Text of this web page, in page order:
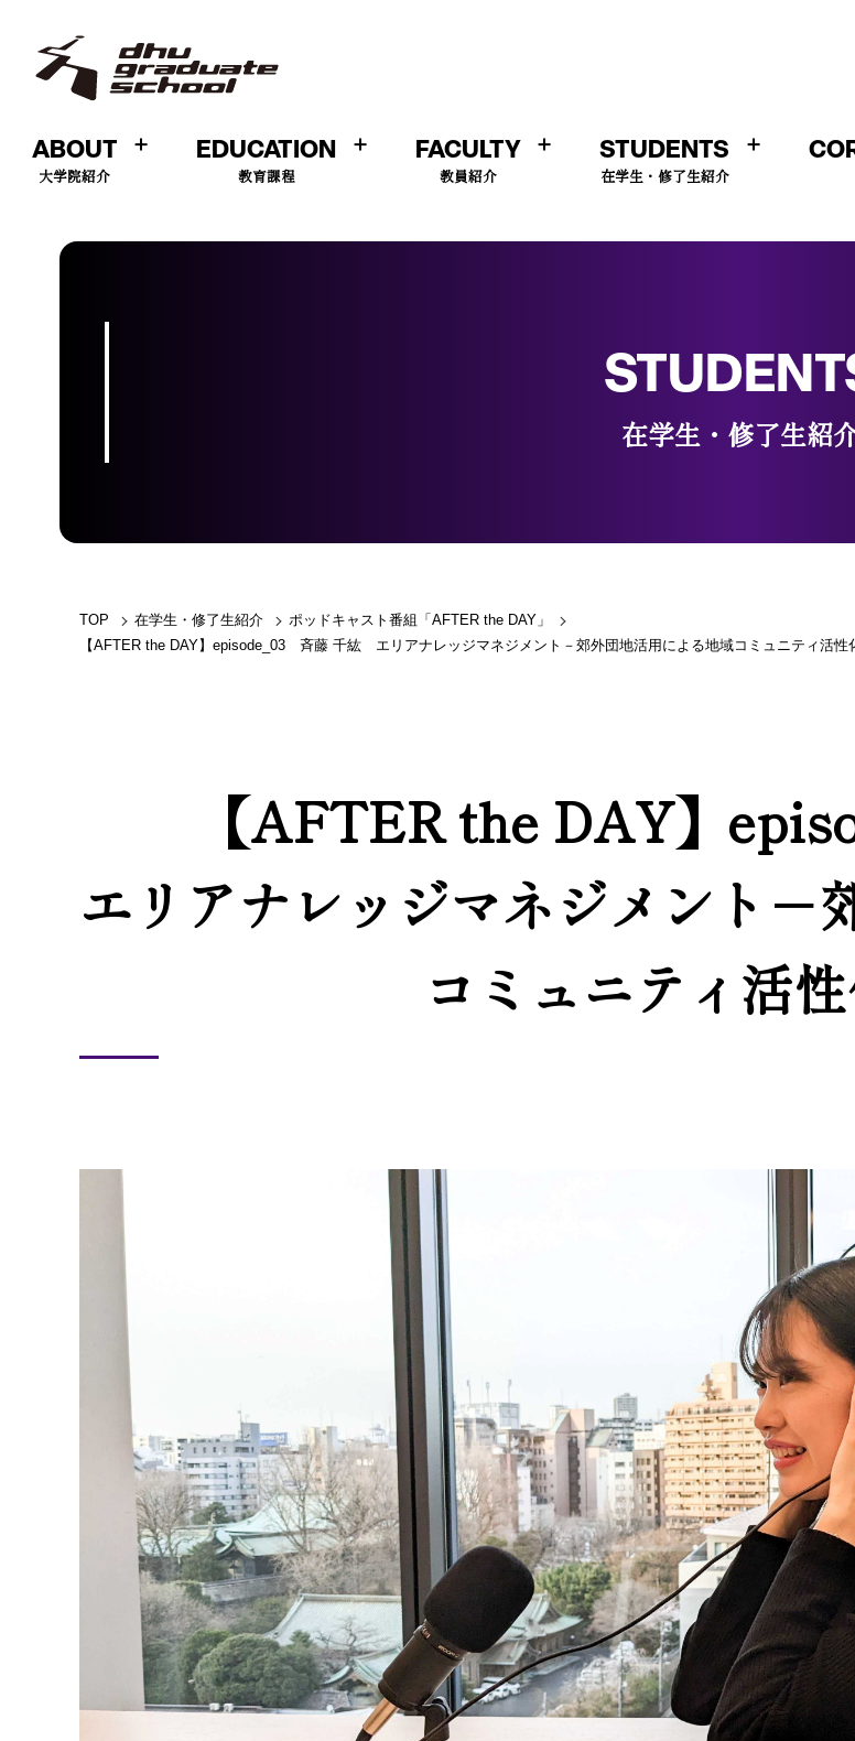
ABOUT
大学院紹介
EDUCATION
教育課程
FACULTY
教員紹介
STUDENTS
在学生・修了生紹介
在学生・修了生紹
TOP 在学生・修了生紹介
ポッドキャスト番組「AFTER the DAY」
【AFTER the DAY】episode_03 斉藤 千紘 エリアナレッジマネジメント－郊外団地活用による地域コミュニティ活性
【AFTER the DAY】
エリアナレッジマネジメント－
コミュニティ活